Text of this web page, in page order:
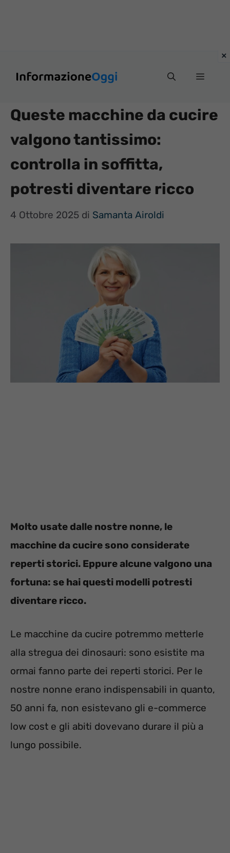
Menu
Queste macchine da cucire
valgono tantissimo:
controlla in soffitta,
potresti diventare ricco
4 Ottobre 2025 di Samanta Airoldi
Molto usate dalle nostre nonne, le
macchine da cucire sono considerate
reperti storici. Eppure alcune valgono una
fortuna: se hai questi modelli potresti
diventare ricco.
Le macchine da cucire potremmo metterle
alla stregua dei dinosauri: sono esistite ma
ormai fanno parte dei reperti storici. Per le
nostre nonne erano indispensabili in quanto,
50 anni fa, non esistevano gli e-commerce
low cost e gli abiti dovevano durare il più a
lungo possibile.